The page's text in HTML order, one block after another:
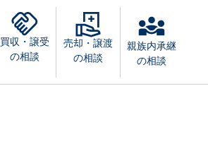
買収・譲受
の相談
売却・譲渡
の相談
親族内承継
の相談